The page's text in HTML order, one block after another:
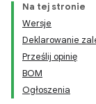
Na tej stronie
Wersje
Deklarowanie
Prześlij opinię
BOM
Ogłoszenia